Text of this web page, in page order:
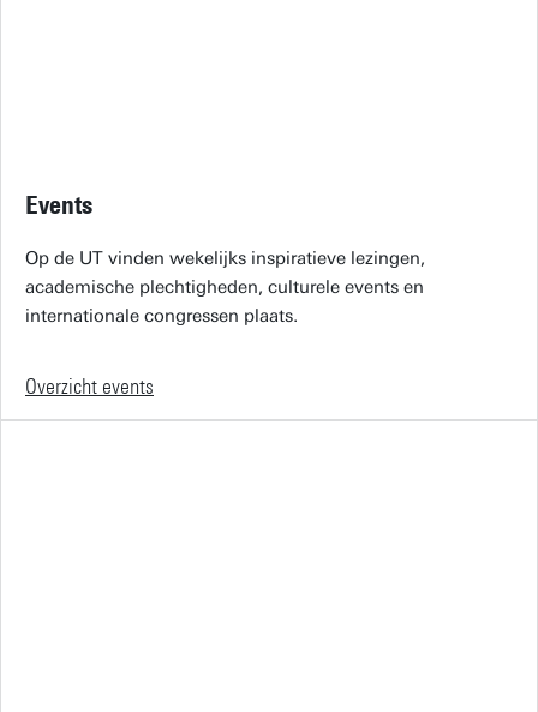
Events
Op de UT vinden wekelijks inspiratieve lezingen,
academische plechtigheden, culturele events en
internationale congressen plaats.
Overzicht events